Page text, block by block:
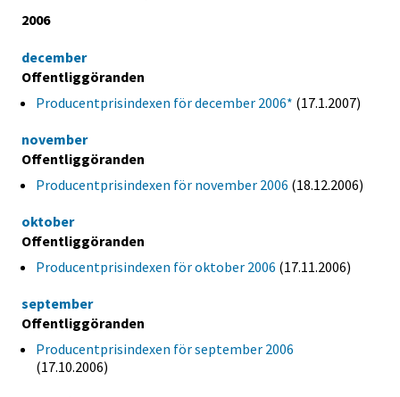
2006
december
Offentliggöranden
Producentprisindexen för december 2006* (17.1.2007)
november
Offentliggöranden
Producentprisindexen för november 2006 (18.12.2006)
oktober
Offentliggöranden
Producentprisindexen för oktober 2006 (17.11.2006)
september
Offentliggöranden
Producentprisindexen för september 2006
(17.10.2006)